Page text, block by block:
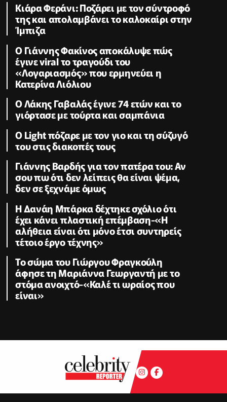
Κιάρα Φεράνι: Ποζάρει με τον σύντροφό
της και απολαμβάνει το καλοκαίρι στην
Ίμπιζα
Ο Γιάννης Φακίνος αποκάλυψε πώς
έγινε viral το τραγούδι του
«Λογαριασμός» που ερμηνεύει η
Κατερίνα Λιόλιου
Ο Λάκης Γαβαλάς έγινε 74 ετών και το
γιόρτασε με τούρτα και σαμπάνια
Ο Light πόζαρε με τον γιο και τη σύζυγό
του στις διακοπές τους
Γιάννης Βαρδής για τον πατέρα του: Αν
σου πω ότι δεν λείπεις θα είναι ψέμα,
δεν σε ξεχνάμε όμως
Η Δανάη Μπάρκα δέχτηκε σχόλιο ότι
έχει κάνει πλαστική επέμβαση-«Η
αλήθεια είναι ότι μόνο έτσι συντηρείς
τέτοιο έργο τέχνης»
Το σώμα του Γιώργου Φραγκούλη
άφησε τη Μαριάννα Γεωργαντή με το
στόμα ανοιχτό-«Καλέ τι ωραίος που
είναι»